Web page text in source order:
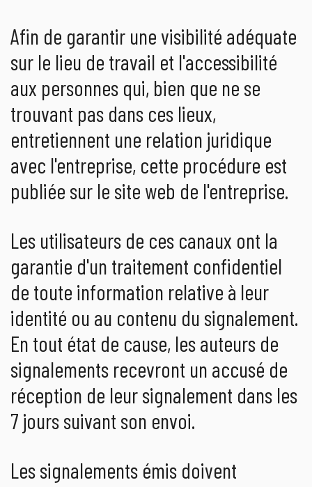
Afin de garantir une visibilité adéquate
sur le lieu de travail et l'accessibilité
aux personnes qui, bien que ne se
trouvant pas dans ces lieux,
entretiennent une relation juridique
avec l'entreprise, cette procédure est
publiée sur le site web de l'entreprise.
Les utilisateurs de ces canaux ont la
garantie d'un traitement confidentiel
de toute information relative à leur
identité ou au contenu du signalement.
En tout état de cause, les auteurs de
signalements recevront un accusé de
réception de leur signalement dans les
7 jours suivant son envoi.
Les signalements émis doivent